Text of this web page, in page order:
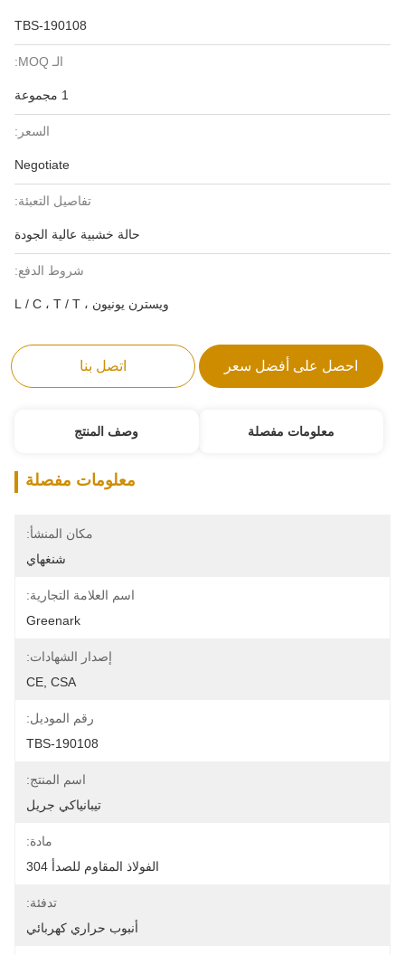
TBS-190108
الـ MOQ:
1 مجموعة
السعر:
Negotiate
تفاصيل التعبئة:
حالة خشبية عالية الجودة
شروط الدفع:
ويسترن يونيون ، L / C ، T / T
احصل على أفضل سعر اتصل بنا
معلومات مفصلة وصف المنتج
معلومات مفصلة
مكان المنشأ:
شنغهاي
اسم العلامة التجارية:
Greenark
إصدار الشهادات:
CE, CSA
رقم الموديل:
TBS-190108
اسم المنتج:
تيبانياكي جريل
مادة:
الفولاذ المقاوم للصدأ 304
تدفئة:
أنبوب حراري كهربائي